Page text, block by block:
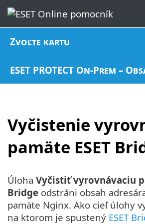
Zvoľte kartu
ESET PROTECT On-Prem –
Vyčistenie
pamäte ESET
Úloha Vyčistiť vyrovnávaciu
Bridge odstráni obsah
pamäte Nginx. Ako cieľ úlohy
na ktorom je spustený ESET